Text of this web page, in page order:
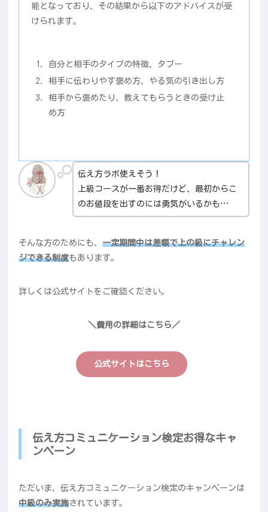
能となっており、その結果から以下のアドバイスが受
けられます。
自分と相手のタイプの特徴、タブー
相手に伝わりやす褒め方、やる気の引き出し方
相手から褒めたり、教えてもらうときの受け止
め方
伝え方ラボ使えそう！
上級コースが一番お得だけど、最初からこ
のお値段を出すのには勇気がいるかも…
そんな方のためにも、一定期間中は差額で上の級にチャレン
ジできる制度もあります。
詳しくは公式サイトをご確認ください。
＼費用の詳細はこちら／
公式サイトはこちら
伝え方コミュニケーション検定お得なキャ
ンペーン
ただいま、伝え方コミュニケーション検定のキャンペーンは
中級のみ実施されています。